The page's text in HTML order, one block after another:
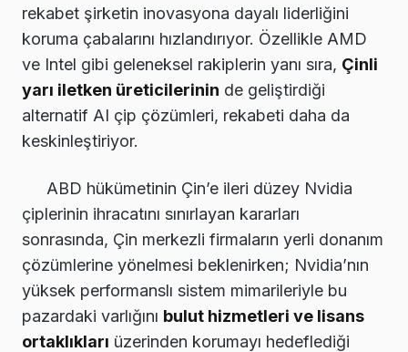
rekabet şirketin inovasyona dayalı liderliğini
koruma çabalarını hızlandırıyor. Özellikle AMD
ve Intel gibi geleneksel rakiplerin yanı sıra, Çinli
yarı iletken üreticilerinin de geliştirdiği
alternatif AI çip çözümleri, rekabeti daha da
keskinleştiriyor.
ABD hükümetinin Çin’e ileri düzey Nvidia
çiplerinin ihracatını sınırlayan kararları
sonrasında, Çin merkezli firmaların yerli donanım
çözümlerine yönelmesi beklenirken; Nvidia’nın
yüksek performanslı sistem mimarileriyle bu
pazardaki varlığını bulut hizmetleri ve lisans
ortaklıkları üzerinden korumayı hedeflediği